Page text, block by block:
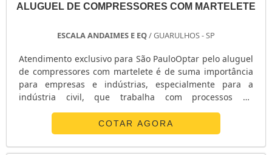
ALUGUEL DE COMPRESSORES COM MARTELETE
ESCALA ANDAIMES E EQ/ GUARULHOS - SP
Atendimento exclusivo para São PauloOptar pelo aluguel
de compressores com martelete é de suma importância
para empresas e indústrias, especialmente para a
indústria civil, que trabalha com processos de
demolição, por exemplo. Por meio do aluguel de
compressores do tipo martelete é possível fazer a
demolição de concreto, por exemplo, de forma mais
prática para o trabalhador.O PRODUTO APRESENTA
COTAR AGORA